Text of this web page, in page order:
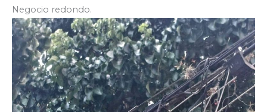
Negocio redondo.